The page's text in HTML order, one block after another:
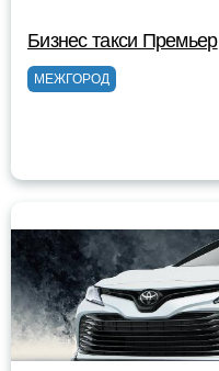
Бизнес такси Премьер
МЕЖГОРОД